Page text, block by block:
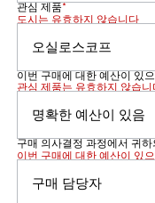
도시는 유효하지 않습니다
관심 제품*
관심 제품는 유효하지 않습니
이번 구매에 대한 예산이 있
이번 구매에 대한 예산이 있
구매 의사결정 과정에서 귀